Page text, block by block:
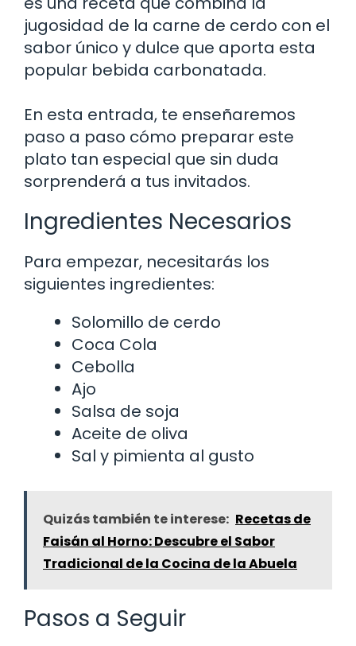
jugosidad de la carne de cerdo con el
sabor único y dulce que aporta esta
popular bebida carbonatada.
En esta entrada, te enseñaremos
paso a paso cómo preparar este
plato tan especial que sin duda
sorprenderá a tus invitados.
Ingredientes Necesarios
Para empezar, necesitarás los
siguientes ingredientes:
Solomillo de cerdo
Coca Cola
Cebolla
Ajo
Salsa de soja
Aceite de oliva
Sal y pimienta al gusto
Quizás también te interese: Recetas de
Faisán al Horno: Descubre el Sabor
Tradicional de la Cocina de la Abuela
Pasos a Seguir